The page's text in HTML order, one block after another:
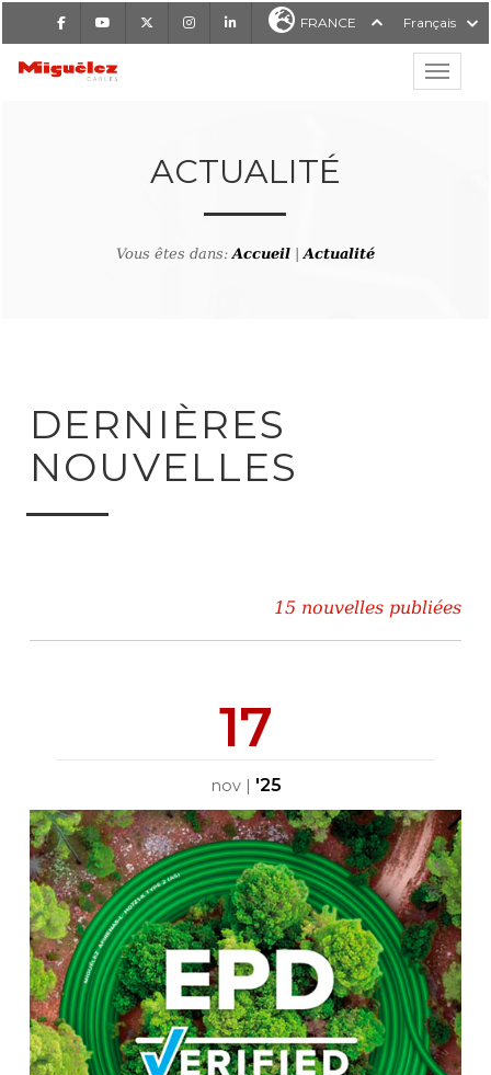
FacebookYoutube InstagramLinkedIn FRANCE Français
Miguélez Cables
ACTUALITÉ
Vous êtes dans:Accueil |Actualité
DERNIÈRES
NOUVELLES
15 nouvelles publiées
17
nov| '25